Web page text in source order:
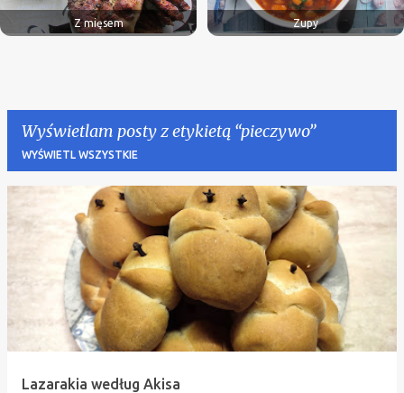
Z mięsem Zupy
Wyświetlam posty z etykietą pieczywo
WYŚWIETL WSZYSTKIE
P
s
t
y
Lazarakia według Akisa